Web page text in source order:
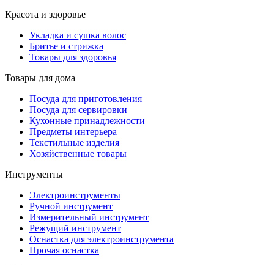
Красота и здоровье
Укладка и сушка волос
Бритье и стрижка
Товары для здоровья
Товары для дома
Посуда для приготовления
Посуда для сервировки
Кухонные принадлежности
Предметы интерьера
Текстильные изделия
Хозяйственные товары
Инструменты
Электроинструменты
Ручной инструмент
Измерительный инструмент
Режущий инструмент
Оснастка для электроинструмента
Прочая оснастка